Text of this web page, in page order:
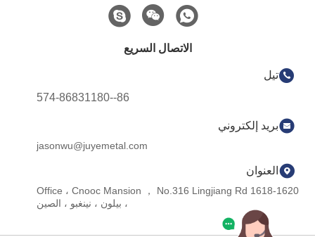
الاتصال السريع
تيل
86--574-86831180
بريد إلكتروني
jasonwu@juyemetal.com
العنوان
1618-1620 Office ، Cnooc Mansion ， No.316 Lingjiang Rd
، بيلون ، نينغبو ، الصين